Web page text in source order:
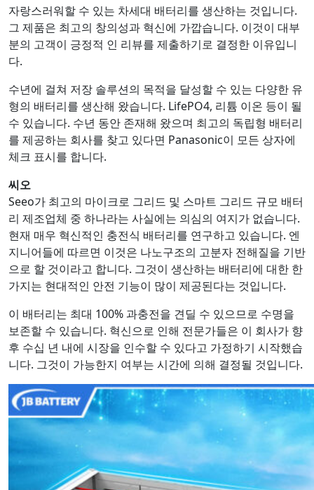
자랑스러워할 수 있는 차세대 배터리를 생산하는 것입니다.
그 제품은 최고의 창의성과 혁신에 가깝습니다. 이것이 대부
분의 고객이 긍정적 인 리뷰를 제출하기로 결정한 이유입니
다.
수년에 걸쳐 저장 솔루션의 목적을 달성할 수 있는 다양한 유
형의 배터리를 생산해 왔습니다. LifePO4, 리튬 이온 등이 될
수 있습니다. 수년 동안 존재해 왔으며 최고의 독립형 배터리
를 제공하는 회사를 찾고 있다면 Panasonic이 모든 상자에
체크 표시를 합니다.
씨오
Seeo가 최고의 마이크로 그리드 및 스마트 그리드 규모 배터
리 제조업체 중 하나라는 사실에는 의심의 여지가 없습니다.
현재 매우 혁신적인 충전식 배터리를 연구하고 있습니다. 엔
지니어들에 따르면 이것은 나노구조의 고분자 전해질을 기반
으로 할 것이라고 합니다. 그것이 생산하는 배터리에 대한 한
가지는 현대적인 안전 기능이 많이 제공된다는 것입니다.
이 배터리는 최대 100% 과충전을 견딜 수 있으므로 수명을
보존할 수 있습니다. 혁신으로 인해 전문가들은 이 회사가 향
후 수십 년 내에 시장을 인수할 수 있다고 가정하기 시작했습
니다. 그것이 가능한지 여부는 시간에 의해 결정될 것입니다.